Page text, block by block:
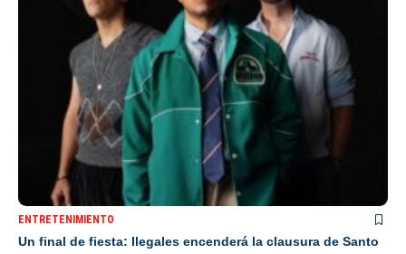
ENTRETENIMIENTO
Un final de fiesta: Ilegales encenderá la clausura de Santo